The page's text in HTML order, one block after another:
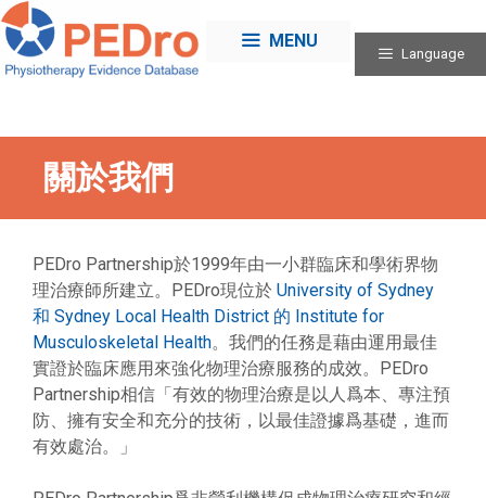
Skip
to
content
MENU
Language
關於我們
PEDro Partnership於1999年由一小群臨床和學術界物
理治療師所建立。PEDro現位於 University of Sydney
和 Sydney Local Health District 的 Institute for
Musculoskeletal Health。我們的任務是藉由運用最佳
實證於臨床應用來強化物理治療服務的成效。PEDro
Partnership相信「有效的物理治療是以人爲本、專注預
防、擁有安全和充分的技術，以最佳證據爲基礎，進而
有效處治。」